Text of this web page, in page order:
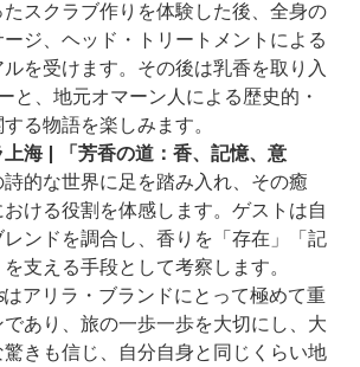
スクラブ作りを体験した後、全身の
ジ、ヘッド・トリートメントによる
を受けます。その後は乳香を取り入
と、地元オマーン人による歴史的・
る物語を楽しみます。
海 | 「芳香の道：香、記憶、意
的な世界に足を踏み入れ、その癒
ける役割を体感します。ゲストは自
ンドを調合し、香りを「存在」「記
支える手段として考察します。
はアリラ・ブランドにとって極めて重
あり、旅の一歩一歩を大切にし、大
きも信じ、自分自身と同じくらい地